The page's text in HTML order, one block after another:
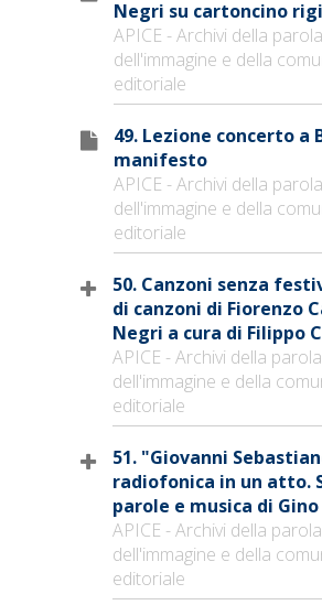
Negri su cartoncino
APICE - Archivi della parola
dell'immagine e della
editoriale
49. Lezione concerto a
manifesto
APICE - Archivi della parola
dell'immagine e della
editoriale
50. Canzoni senza
di canzoni di Fiorenzo
Negri a cura di Filippo
APICE - Archivi della parola
dell'immagine e della
editoriale
51. "Giovanni
radiofonica in un atto.
parole e musica di
APICE - Archivi della parola
dell'immagine e della
editoriale